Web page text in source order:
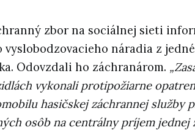
zbor na sociálnej sieti
náradia z
Odovzdali ho záchranárom.
vykonali protipožiarne
hasičskej záchrannej služby
osôb na centrálny príjem jednej